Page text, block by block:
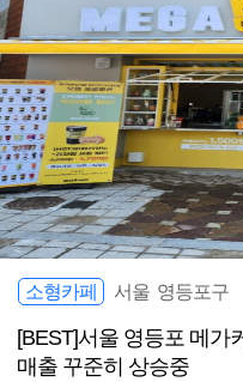
소형카페 서울 영등포구
[BEST]서울 영등포 메
매출 꾸준히 상승중